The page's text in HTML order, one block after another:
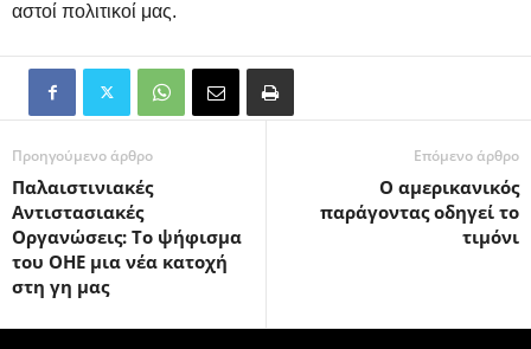
αστοί πολιτικοί μας.
Προηγούμενο άρθρο
Παλαιστινιακές
Αντιστασιακές
Οργανώσεις: Το ψήφισμα
του ΟΗΕ μια νέα κατοχή
στη γη μας
Επόμενο άρθρο
Ο αμερικανικός
παράγοντας οδηγεί το
τιμόνι